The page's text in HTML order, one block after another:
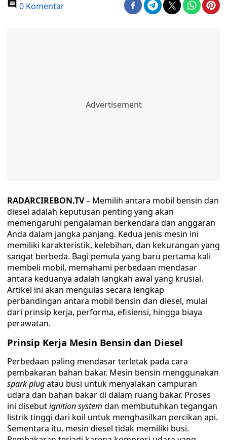
0 Komentar
RADARCIREBON.TV– Memilih antara mobil bensin dan
diesel adalah keputusan penting yang akan
memengaruhi pengalaman berkendara dan anggaran
Anda dalam jangka panjang. Kedua jenis mesin ini
memiliki karakteristik, kelebihan, dan kekurangan yang
sangat berbeda. Bagi pemula yang baru pertama kali
membeli mobil, memahami perbedaan mendasar
antara keduanya adalah langkah awal yang krusial.
Artikel ini akan mengulas secara lengkap
perbandingan antara mobil bensin dan diesel, mulai
dari prinsip kerja, performa, efisiensi, hingga biaya
perawatan.
Prinsip Kerja Mesin Bensin dan Diesel
Perbedaan paling mendasar terletak pada cara
pembakaran bahan bakar. Mesin bensin menggunakan
spark plugatau busi untuk menyalakan campuran
udara dan bahan bakar di dalam ruang bakar. Proses
ini disebutignition system dan membutuhkan tegangan
listrik tinggi dari koil untuk menghasilkan percikan api.
Sementara itu, mesin diesel tidak memiliki busi.